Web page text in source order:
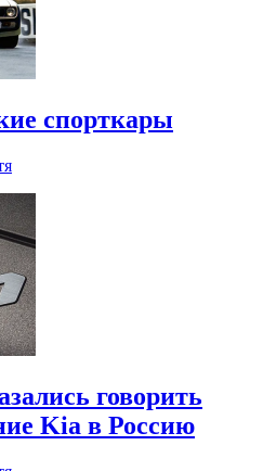
спорткары
говорить
Kia в Россию